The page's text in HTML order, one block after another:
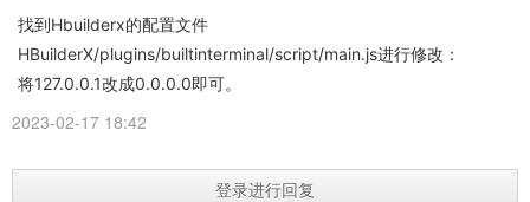
找到Hbuilderx的配置文件
HBuilderX/plugins/builtinterminal/script/main.js进行修改：
将127.0.0.1改成0.0.0.0即可。
2023-02-17 18:42
登录进行回复